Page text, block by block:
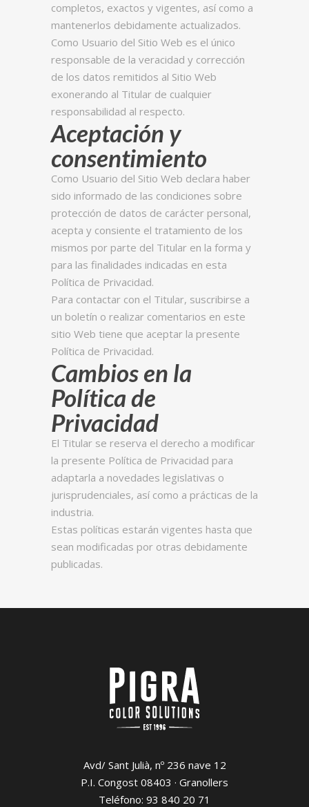
completos, exactos y vigentes, así como a
mantenerlos debidamente actualizados.
Como Usuario del Sitio Web es el único
responsable de la veracidad y corrección
de los datos remitidos al Sitio Web
exonerando al Titular de cualquier
responsabilidad al respecto.
Aceptación y
consentimiento
Como Usuario del Sitio Web declara haber
sido informado de las condiciones sobre
protección de datos de carácter personal,
acepta y consiente el tratamiento de los
mismos por parte del Titular en la forma y
para las finalidades indicadas en esta
Política de Privacidad.
Para contactar con el Titular, suscribirse a
un boletín o realizar comentarios en este
sitio Web tiene que aceptar la presente
Política de Privacidad.
Cambios en la
Política de
Privacidad
El Titular se reserva el derecho a modificar
la presente Política de Privacidad para
adaptarla a novedades legislativas o
jurisprudenciales, así como a prácticas de la
industria.
Estas políticas estarán vigentes hasta que
sean modificadas por otras debidamente
publicadas.
Avd/ Sant Julià, nº 236 nave 12
P.I. Congost 08403 · Granollers
Teléfono: 93 840 20 71